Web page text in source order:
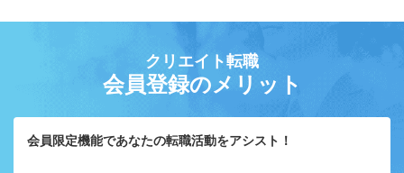
クリエイト転職
会員登録のメリット
会員限定機能であなたの転職活動をアシスト！